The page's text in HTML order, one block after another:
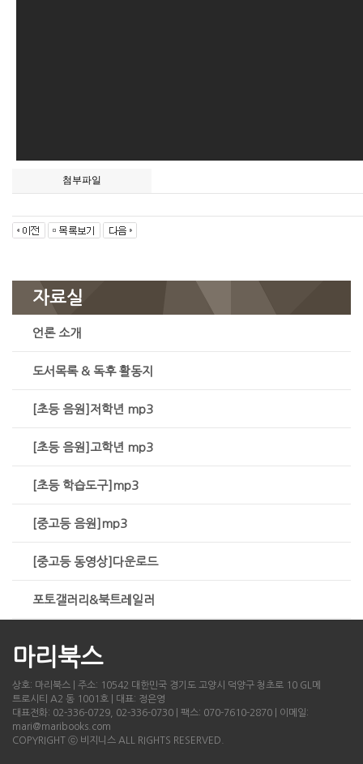
첨부파일
자료실
언론 소개
도서목록 & 독후 활동지
[초등 음원]저학년 mp3
[초등 음원]고학년 mp3
[초등 학습도구]mp3
[중고등 음원]mp3
[중고등 동영상]다운로드
포토갤러리&북트레일러
마리북스
상호: 마리북스 | 주소: 10542 대한민국 경기도 고양시 덕양구 청초로 10 GL메
트로시티 A2 동 1001호 | 대표: 정은영
대표전화: 02-336-0729, 02-336-0730 | 팩스: 070-7610-2870 | 이메일:
mari@maribooks.com
COPYRIGHT ⓒ 비지니스 ALL RIGHTS RESERVED.